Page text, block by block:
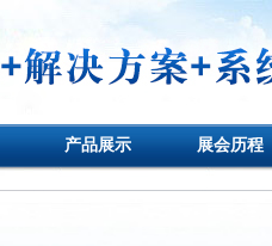
产品展示 展会历程